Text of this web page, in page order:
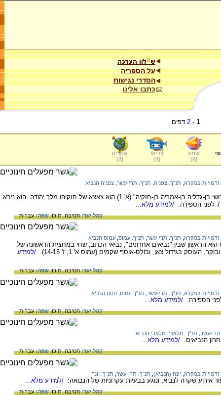
על הספריה
הסדרי נגישות
כתבו אלינו
1
-
2 דפים
שמע
[
0
]
וידיאו
[
0
]
אתרים
[
0
]
ודמויות במקרא תנ"ך. צפניה תנ"ך. תרי-עשר צפניה הנביא
כותרת הספר רומזת אולי שהנביא "צפניה בן-כושי בן-גדליה בן-אמריה בן-חזקיה" (א' 1) הוא צאצא של חזקיהו מלך יהודה. הוא ניבא
/למידע מלא...
קהל יעד:חטיבה,תיכוןשפה:עברית
ודמויות במקרא תנ"ך. תרי-עשר תנ"ך. עמוס עמוס הנביא
הראשון שבין "נביאים אחרונים", נביאי הכתב, שחי במחצית הראשונה של
/למידע
קהל יעד:חטיבה,תיכוןשפה:עברית
ודמויות במקרא תנ"ך. תרי-עשר תנ"ך. נחום נחום הנביא
הספירה. /למידע מלא...
קהל יעד:חטיבה,תיכוןשפה:עברית
עשר תנ"ך. מלאכי מלאכי הנביא
הנביאים. /למידע מלא...
קהל יעד:חטיבה,תיכוןשפה:עברית
ודמויות במקרא יונה (הנביא) תנ"ך. תרי-עשר תנ"ך. יונה
שקרה לנביא, ונוגע בבעיות עקרוניות של הנבואה: /למידע מלא...
קהל יעד:חטיבה,תיכוןשפה:עברית